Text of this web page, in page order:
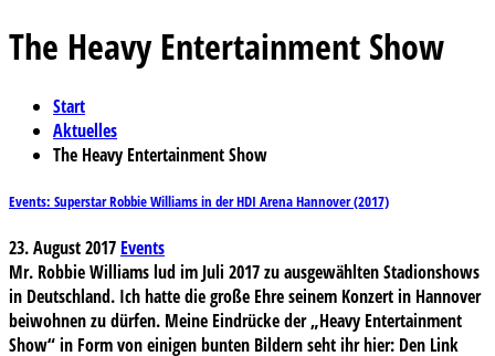
The Heavy Entertainment Show
Start
Aktuelles
The Heavy Entertainment Show
Events: Superstar Robbie Williams in der HDI Arena Hannover (2017)
23. August 2017 Events
Mr. Robbie Williams lud im Juli 2017 zu ausgewählten Stadionshows
in Deutschland. Ich hatte die große Ehre seinem Konzert in Hannover
beiwohnen zu dürfen. Meine Eindrücke der „Heavy Entertainment
Show“ in Form von einigen bunten Bildern seht ihr hier: Den Link